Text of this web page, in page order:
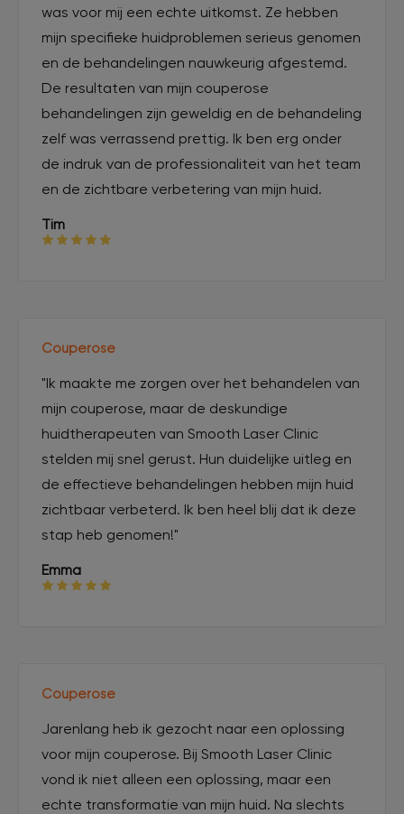
was voor mij een echte uitkomst. Ze hebben
mijn specifieke huidproblemen serieus genomen
en de behandelingen nauwkeurig afgestemd.
De resultaten van mijn couperose
behandelingen zijn geweldig en de behandeling
zelf was verrassend prettig. Ik ben erg onder
de indruk van de professionaliteit van het team
en de zichtbare verbetering van mijn huid.
Tim
Couperose
"Ik maakte me zorgen over het behandelen van
mijn couperose, maar de deskundige
huidtherapeuten van Smooth Laser Clinic
stelden mij snel gerust. Hun duidelijke uitleg en
de effectieve behandelingen hebben mijn huid
zichtbaar verbeterd. Ik ben heel blij dat ik deze
stap heb genomen!"
Emma
Couperose
Jarenlang heb ik gezocht naar een oplossing
voor mijn couperose. Bij Smooth Laser Clinic
vond ik niet alleen een oplossing, maar een
echte transformatie van mijn huid. Na slechts